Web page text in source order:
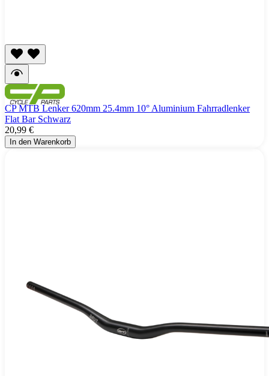
CP MTB Lenker 620mm 25.4mm 10° Aluminium Fahrradlenker
Flat Bar Schwarz
20,99 €
In den Warenkorb